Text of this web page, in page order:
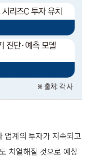
업계의 투자가 지속되고
치열해질 것으로 예상